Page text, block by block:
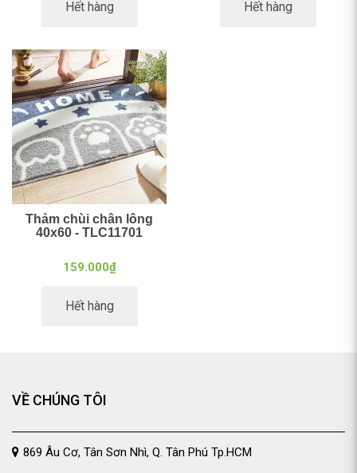
Hết hàng Hết hàng
Thảm chùi chân lông
40x60 - TLC11701
159.000₫
Hết hàng
VỀ CHÚNG TÔI
869 Âu Cơ, Tân Sơn Nhì, Q. Tân Phú Tp.HCM